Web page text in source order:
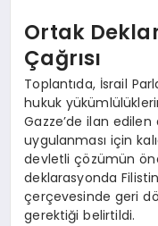
Ortak
Çağrısı
Toplantıda, İsrail
hukuk
Gazze’de ilan edilen
uygulanması için
devletli çözümün
deklarasyonda
çerçevesinde geri
gerektiği belirtildi.